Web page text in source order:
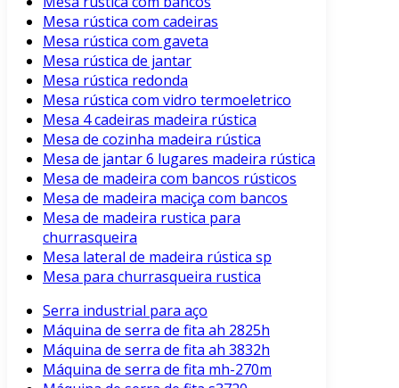
Mesa rústica com cadeiras
Mesa rústica com gaveta
Mesa rústica de jantar
Mesa rústica redonda
Mesa rústica com vidro termoeletrico
Mesa 4 cadeiras madeira rústica
Mesa de cozinha madeira rústica
Mesa de jantar 6 lugares madeira rústica
Mesa de madeira com bancos rústicos
Mesa de madeira maciça com bancos
Mesa de madeira rustica para
churrasqueira
Mesa lateral de madeira rústica sp
Mesa para churrasqueira rustica
Serra industrial para aço
Máquina de serra de fita ah 2825h
Máquina de serra de fita ah 3832h
Máquina de serra de fita mh-270m